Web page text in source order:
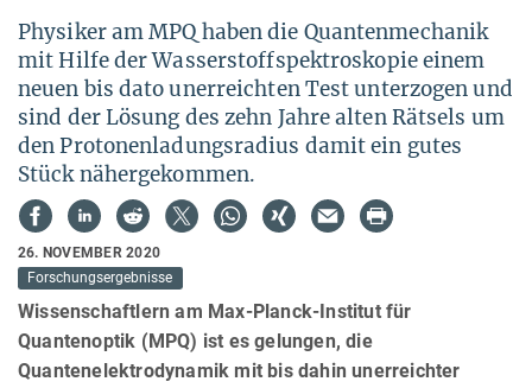
Physiker am MPQ haben die Quantenmechanik
mit Hilfe der Wasserstoffspektroskopie einem
neuen bis dato unerreichten Test unterzogen und
sind der Lösung des zehn Jahre alten Rätsels um
den Protonenladungsradius damit ein gutes
Stück nähergekommen.
26. NOVEMBER 2020
Forschungsergebnisse
Wissenschaftlern am Max-Planck-Institut für
Quantenoptik (MPQ) ist es gelungen, die
Quantenelektrodynamik mit bis dahin unerreichter